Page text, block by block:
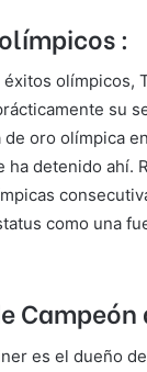
:
olímpicos,
su
oro olímpica
ha detenido ahí.
como una
Campeón
es el dueño